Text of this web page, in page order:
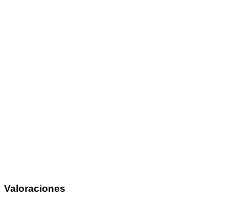
Valoraciones